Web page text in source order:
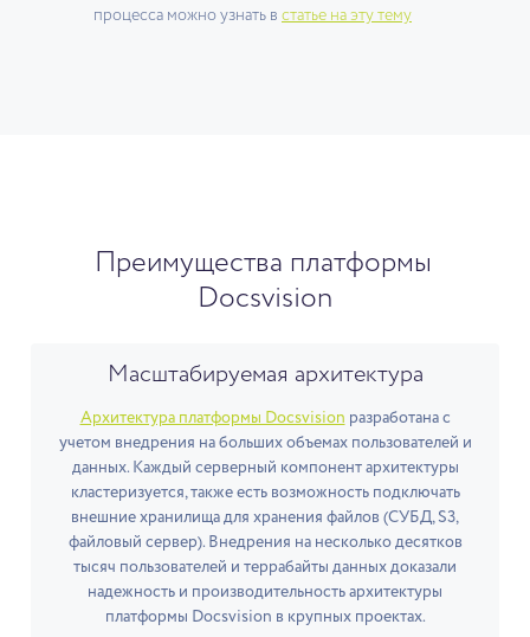
процесса можно узнать в статье на эту тему
Преимущества платформы
Docsvision
Масштабируемая архитектура
Архитектура платформы Docsvision разработана с
учетом внедрения на больших объемах пользователей и
данных. Каждый серверный компонент архитектуры
кластеризуется, также есть возможность подключать
внешние хранилища для хранения файлов (СУБД, S3,
файловый сервер). Внедрения на несколько десятков
тысяч пользователей и террабайты данных доказали
надежность и производительность архитектуры
платформы Docsvision в крупных проектах.